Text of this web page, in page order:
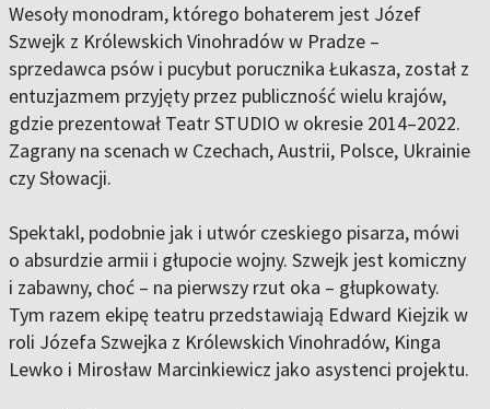
Wesoły monodram, którego bohaterem jest Józef
Szwejk z Królewskich Vinohradów w Pradze –
sprzedawca psów i pucybut porucznika Łukasza, został z
entuzjazmem przyjęty przez publiczność wielu krajów,
gdzie prezentował Teatr STUDIO w okresie 2014–2022.
Zagrany na scenach w Czechach, Austrii, Polsce, Ukrainie
czy Słowacji.
Spektakl, podobnie jak i utwór czeskiego pisarza, mówi
o absurdzie armii i głupocie wojny. Szwejk jest komiczny
i zabawny, choć – na pierwszy rzut oka – głupkowaty.
Tym razem ekipę teatru przedstawiają Edward Kiejzik w
roli Józefa Szwejka z Królewskich Vinohradów, Kinga
Lewko i Mirosław Marcinkiewicz jako asystenci projektu.